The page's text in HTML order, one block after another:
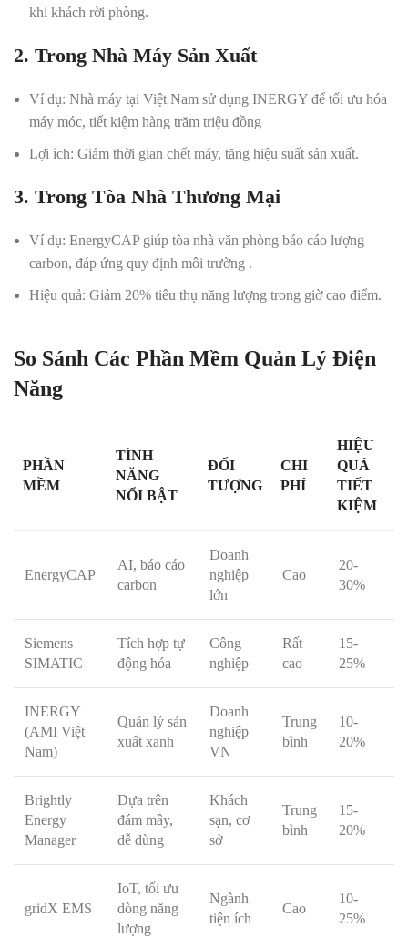
khi khách rời phòng.
2. Trong Nhà Máy Sản Xuất
Ví dụ: Nhà máy tại Việt Nam sử dụng INERGY để tối ưu hóa
máy móc, tiết kiệm hàng trăm triệu đồng
Lợi ích: Giảm thời gian chết máy, tăng hiệu suất sản xuất.
3. Trong Tòa Nhà Thương Mại
Ví dụ: EnergyCAP giúp tòa nhà văn phòng báo cáo lượng
carbon, đáp ứng quy định môi trường .
Hiệu quả: Giảm 20% tiêu thụ năng lượng trong giờ cao điểm.
So Sánh Các Phần Mềm Quản Lý Điện
Năng
PHẦN
MỀM
TÍNH
NĂNG
NỔI BẬT
ĐỐI
TƯỢNG
CHI
PHÍ
HIỆU
QUẢ
TIẾT
KIỆM
EnergyCAP
AI, báo cáo
carbon
Doanh
nghiệp
lớn
Cao
20-
30%
Siemens
SIMATIC
Tích hợp tự
động hóa
Công
nghiệp
Rất
cao
15-
25%
INERGY
(AMI Việt
Nam)
Quản lý sản
xuất xanh
Doanh
nghiệp
VN
Trung
bình
10-
20%
Brightly
Energy
Manager
Dựa trên
đám mây,
dễ dùng
Khách
sạn, cơ
sở
Trung
bình
15-
20%
gridX EMS
IoT, tối ưu
dòng năng
lượng
Ngành
tiện ích
Cao
10-
25%